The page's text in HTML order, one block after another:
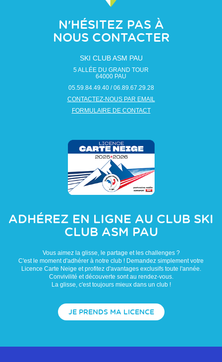
N'HÉSITEZ PAS À
NOUS CONTACTER
SKI CLUB ASM PAU
5 ALLÉE DU GRAND TOUR
64000 PAU
05.59.84.49.40 / 06.89.67.29.28
CONTACTEZ-NOUS PAR EMAIL
FORMULAIRE DE CONTACT
ADHÉREZ EN LIGNE AU CLUB SKI
CLUB ASM PAU
Vous aimez la glisse, le partage et les challenges ?
C'est le moment d'adhérer à notre club ! Demandez simplement votre
Licence Carte Neige et profitez d'avantages exclusifs toute l'année.
Convivilité et découverte sont au rendez-vous.
La glisse, c'est toujours mieux dans un club !
JE PRENDS MA LICENCE